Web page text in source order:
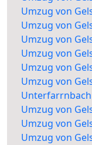
Umzug von
Umzug von
Umzug von
Umzug von
Umzug von
Umzug von
Unterfarrnbach
Umzug von
Umzug von
Umzug von